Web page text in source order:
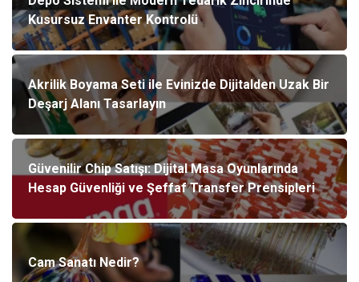
Kusursuz Envanter Kontrolü
Akrilik Boyama Seti ile Evinizde Dijitalden Uzak Bir
Deşarj Alanı Tasarlayın
Güvenilir Chip Satışı: Dijital Masa Oyunlarında
Hesap Güvenliği ve Şeffaf Transfer Prensipleri
Cam Sanatı Nedir?